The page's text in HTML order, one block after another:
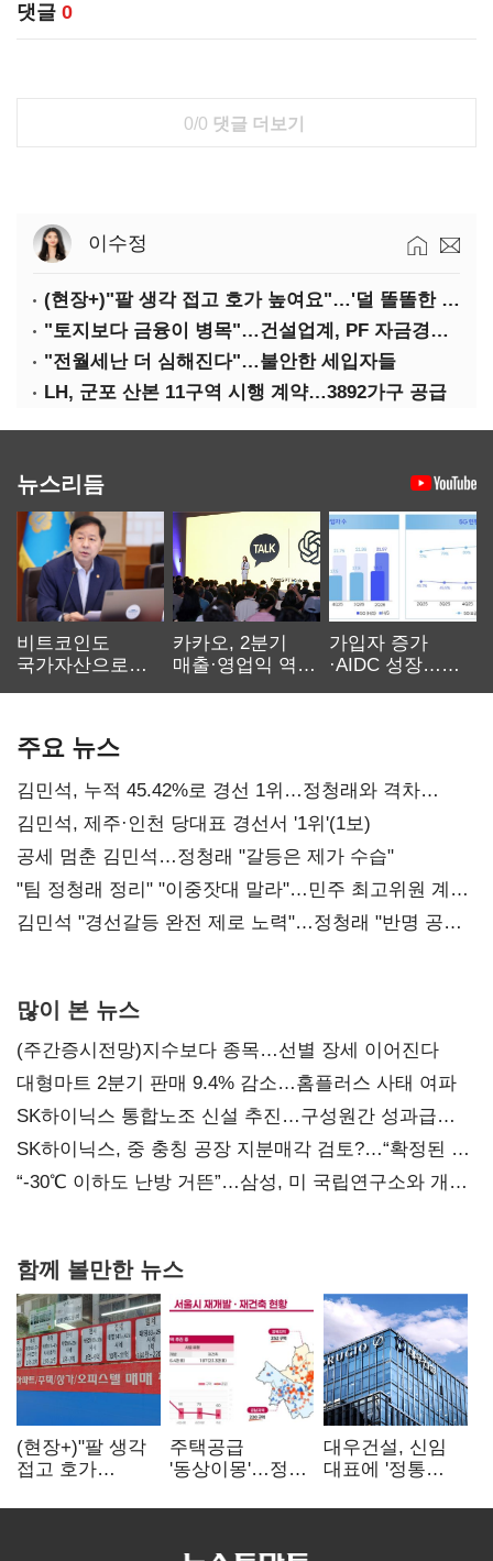
댓글 0
0/0 댓글 더보기
이수정
(현장+)"팔 생각 접고 호가 높여요"…'덜 똘똘한 한 채' 20억 키맞추기
"토지보다 금융이 병목"…건설업계, PF 자금경색 해소 목소리
"전월세난 더 심해진다"…불안한 세입자들
LH, 군포 산본 11구역 시행 계약…3892가구 공급
뉴스리듬
비트코인도
국가자산으로…'
카카오, 2분기
매출·영업익 역대
가입자 증가
·AIDC 성장…
주요 뉴스
김민석, 누적 45.42%로 경선 1위…정청래와 격차
0.86%p(2보)
김민석, 제주·인천 당대표 경선서 '1위'(1보)
공세 멈춘 김민석…정청래 "갈등은 제가 수습"
"팀 정청래 정리" "이중잣대 말라"…민주 최고위원 계파
다툼 격화
김민석 "경선갈등 완전 제로 노력"…정청래 "반명 공세
많이 본 뉴스
(주간증시전망)지수보다 종목…선별 장세 이어진다
대형마트 2분기 판매 9.4% 감소…홈플러스 사태 여파
SK하이닉스 통합노조 신설 추진…구성원간 성과급
불만 확산
SK하이닉스, 중 충칭 공장 지분매각 검토?…“확정된 바
없어”
“-30℃ 이하도 난방 거뜬”…삼성, 미 국립연구소와 개발
함께 볼만한 뉴스
(현장+)"팔 생각
접고 호가
똘똘한 한 채'
주택공급
'동상이몽'…정부
없으면 '공수표'
대우건설, 신임
대표에 '정통
부사장 내정